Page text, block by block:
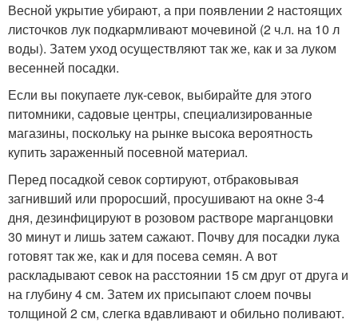
Весной укрытие убирают, а при появлении 2 настоящих
листочков лук подкармливают мочевиной (2 ч.л. на 10 л
воды). Затем уход осуществляют так же, как и за луком
весенней посадки.
Если вы покупаете лук-севок, выбирайте для этого
питомники, садовые центры, специализированные
магазины, поскольку на рынке высока вероятность
купить зараженный посевной материал.
Перед посадкой севок сортируют, отбраковывая
загнивший или проросший, просушивают на окне 3-4
дня, дезинфицируют в розовом растворе марганцовки
30 минут и лишь затем сажают. Почву для посадки лука
готовят так же, как и для посева семян. А вот
раскладывают севок на расстоянии 15 см друг от друга и
на глубину 4 см. Затем их присыпают слоем почвы
толщиной 2 см, слегка вдавливают и обильно поливают.